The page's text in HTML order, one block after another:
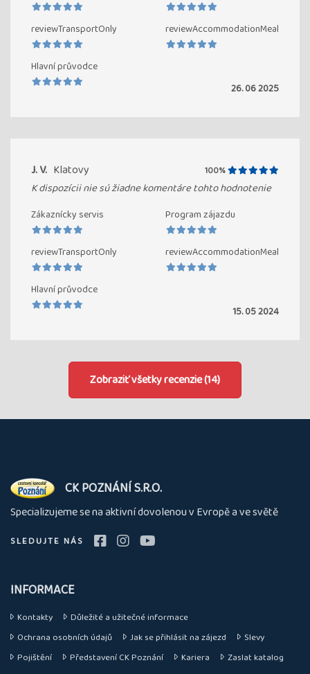
reviewTransportOnly reviewAccommodationMeal
Hlavní průvodce
26. 06 2025
J. V. Klatovy 100%
K dispozícii nie sú žiadne komentáre tohto hodnotenie
Zákaznícky servis Program zájazdu
reviewTransportOnly reviewAccommodationMeal
Hlavní průvodce
15. 05 2024
Zobraziť všetky recenzie (14)
O
nás
CK POZNÁNÍ S.R.O.
Specializujeme se na aktivní dovolenou v Evropě a ve světě
SLEDUJTE NÁS
INFORMACE
Kontakty
Důležité a užitečné informace
Ochrana osobních údajů
Jak se přihlásit na zájezd
Slevy
Pojištění
Představení CK Poznání Kariera
Zaslat katalog